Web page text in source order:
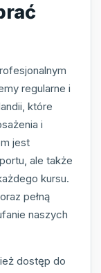
regularne i
które
i
jest
ale także
kursu.
pełną
naszych
dostęp do